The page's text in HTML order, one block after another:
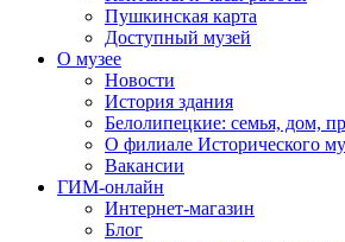
Пушкинская карта
Доступный музей
О музее
Новости
История здания
Белолипецкие: семья, дом,
О филиале Исторического
Вакансии
ГИМ-онлайн
Интернет-магазин
Блог